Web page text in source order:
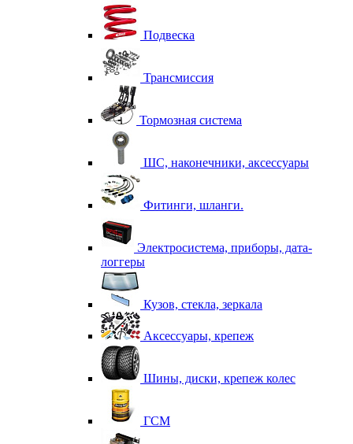
Подвеска
Трансмиссия
Тормозная система
ШС, наконечники, аксессуары
Фитинги, шланги.
Электросистема, приборы, дата-
логгеры
Кузов, стекла, зеркала
Аксессуары, крепеж
Шины, диски, крепеж колес
ГСМ